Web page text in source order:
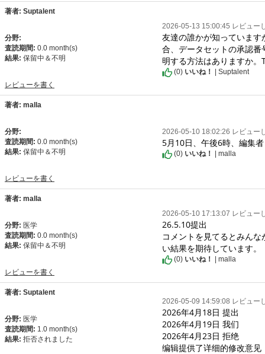
著者: Suptalent
分野:
査読期間: 0.0 month(s)
結果: 保留中＆不明
レビューを書く
2026-05-13 15:00:45 レビュー
友達の誰かが知っていま
合、データセットの承認
明する方法はありますか。
(0) いいね！ | Suptalent
著者: malla
分野:
査読期間: 0.0 month(s)
結果: 保留中＆不明
レビューを書く
2026-05-10 18:02:26 レビュー
5月10日、午後6時、編集
(0) いいね！ | malla
著者: malla
分野: 医学
査読期間: 0.0 month(s)
結果: 保留中＆不明
レビューを書く
2026-05-10 17:13:07 レビュー
26.5.10提出
コメントを見てるとみん
い結果を期待しています。
(0) いいね！ | malla
著者: Suptalent
分野: 医学
査読期間: 1.0 month(s)
結果: 拒否されました
2026-05-09 14:59:08 レビュー
2026年4月18日 提出
2026年4月19日 我们
2026年4月23日 拒绝
编辑提供了详细的修改意